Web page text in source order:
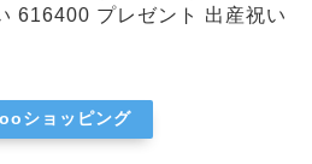
616400 プレゼント 出産祝い
ショッピング